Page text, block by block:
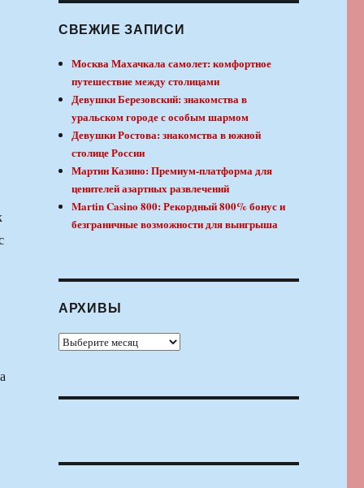
СВЕЖИЕ ЗАПИСИ
Москва Махачкала самолет: комфортное
путешествие между столицами
Девушки Березовский: знакомства в
уральском городе с особым шармом
Девушки Ростова: знакомства в южной
столице России
Мартин Казино: Премиум-платформа для
ценителей азартных развлечений
Martin Casino 800: Рекордный 800% бонус и
безграничные возможности для выигрыша
АРХИВЫ
Архивы